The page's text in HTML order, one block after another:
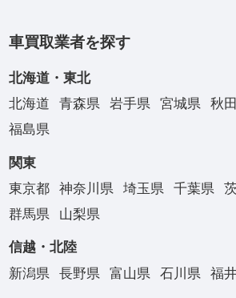
車買取業者を探す
北海道・東北
北海道
青森県 岩手県 宮城県 秋
福島県
関東
東京都
神奈川県 埼玉県 千葉県
群馬県
山梨県
信越・北陸
新潟県
長野県 富山県 石川県 福